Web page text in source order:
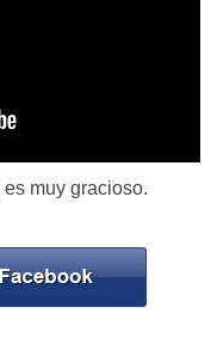
muy gracioso.